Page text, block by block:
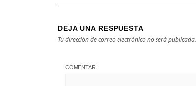
DEJA UNA RESPUESTA
Tu dirección de correo electrónico no será publicada.
COMENTAR